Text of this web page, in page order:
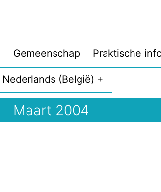
Gemeenschap Praktische
Nederlands (België)
openen
Maart 2004